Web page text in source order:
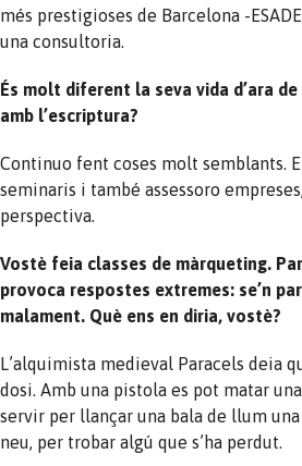
més prestigioses de Barcelona -
una consultoria.
És molt diferent la seva vida d’ara
amb l’escriptura?
Continuo fent coses molt semblants.
seminaris i també assessoro
perspectiva.
Vostè feia classes de màrqueting.
provoca respostes extremes: se’n
malament. Què ens en diria, vostè?
L’alquimista medieval Paracels deia
dosi. Amb una pistola es pot matar
servir per llançar una bala de llum
neu, per trobar algú que s’ha perdut.